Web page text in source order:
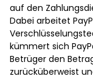
auf den
Dabei arbeitet
kümmert sich
Betrüger den
zurücküberweist